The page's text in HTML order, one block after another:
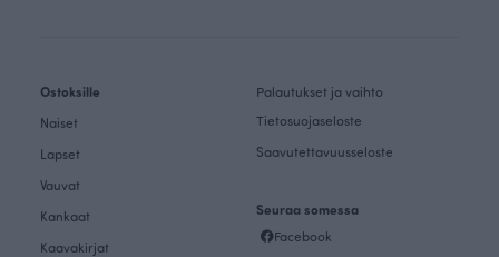
Ostoksille
Naiset
Lapset
Vauvat
Kankaat
Kaavakirjat
Palautukset ja vaihto
Tietosuojaseloste
Saavutettavuusseloste
Seuraa somessa
Facebook